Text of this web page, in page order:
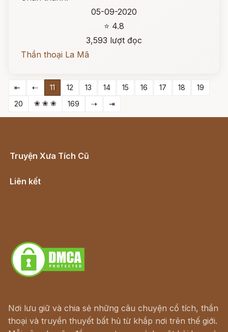
05-09-2020
⭐ 4.8
3,593 lượt đọc
Thần thoại La Mã
⇤ ⇠ 11 12 13 14 15 16 17 18
19
20
❀ ❀ ❀ 169 ⇢ ⇥
Truyện Xưa Tích Cũ
Liên kết
Nơi lưu giữ và chia sẻ những câu chuyện cổ tích, thần
thoại và truyền thuyết bất hủ từ khắp nơi trên thế giới.